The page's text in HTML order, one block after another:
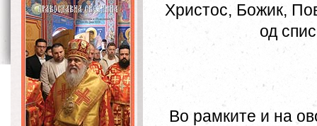
Христос, Божик,
од
Во рамките и на